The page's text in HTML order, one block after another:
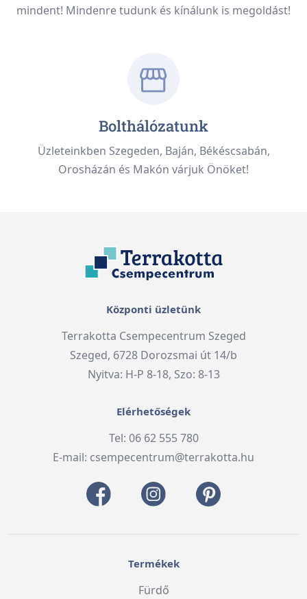
mindent! Mindenre tudunk és kínálunk is megoldást!
Bolthálózatunk
Üzleteinkben Szegeden, Baján, Békéscsabán,
Orosházán és Makón várjuk Önöket!
Központi üzletünk
Terrakotta Csempecentrum Szeged
Szeged, 6728 Dorozsmai út 14/b
Nyitva: H-P 8-18, Szo: 8-13
Elérhetőségek
Tel: 06 62 555 780
E-mail: csempecentrum@terrakotta.hu
Termékek
Fürdő